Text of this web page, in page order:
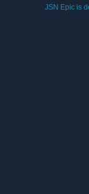
JSN Epic is